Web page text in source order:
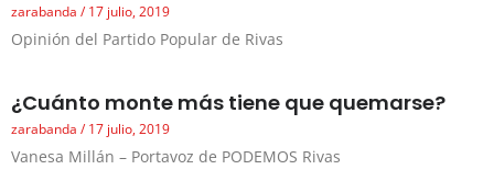
zarabanda 17 julio, 2019
Opinión del Partido Popular de Rivas
¿Cuánto monte más tiene que quemarse?
zarabanda 17 julio, 2019
Vanesa Millán – Portavoz de PODEMOS Rivas